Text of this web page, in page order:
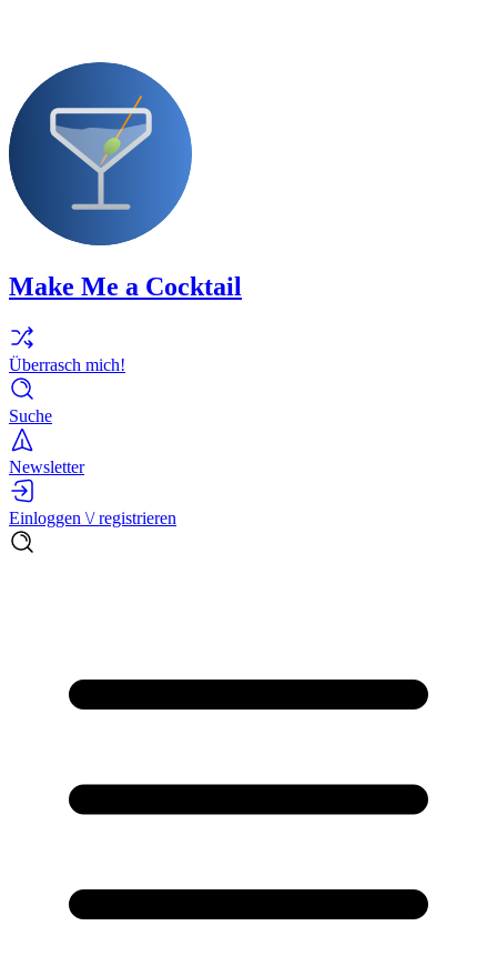
Make Me a Cocktail
Überrasch mich!
Suche
Newsletter
Einloggen \/ registrieren